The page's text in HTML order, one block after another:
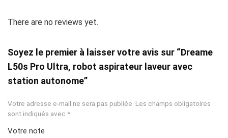
There are no reviews yet.
Soyez le premier à laisser votre avis sur “Dreame
L50s Pro Ultra, robot aspirateur laveur avec
station autonome”
Votre adresse e-mail ne sera pas publiée. Les champs obligatoires
sont indiqués avec *
Votre note